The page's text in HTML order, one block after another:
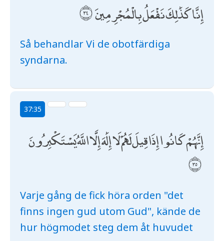
إِنَّا كَذَٰلِكَ نَفْعَلُ بِالْمُجْرِمِينَ
Så behandlar Vi de obotfärdiga
syndarna.
37:35
إِنَّهُمْ كَانُوا إِذَا قِيلَ لَهُمْ لَا إِلَٰهَ إِلَّا اللَّهُ يَسْتَكْبِرُونَ
Varje gång de fick höra orden "det
finns ingen gud utom Gud", kände de
hur högmodet steg dem åt huvudet